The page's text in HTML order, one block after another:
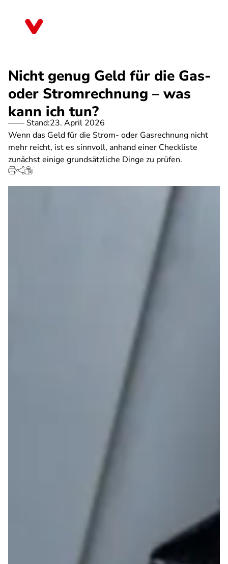
Nicht genug Geld für die Gas-
oder Stromrechnung – was
kann ich tun?
Stand:23. April 2026
Wenn das Geld für die Strom- oder Gasrechnung nicht
mehr reicht, ist es sinnvoll, anhand einer Checkliste
zunächst einige grundsätzliche Dinge zu prüfen.